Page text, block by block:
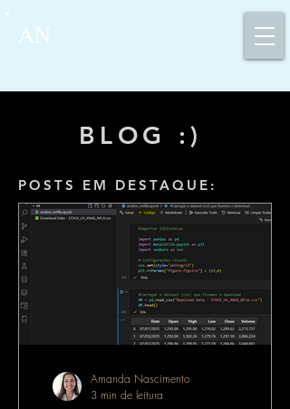
AN
BLOG :)
POSTS EM DESTAQUE:
Amanda Nascimento
3 min de leitura